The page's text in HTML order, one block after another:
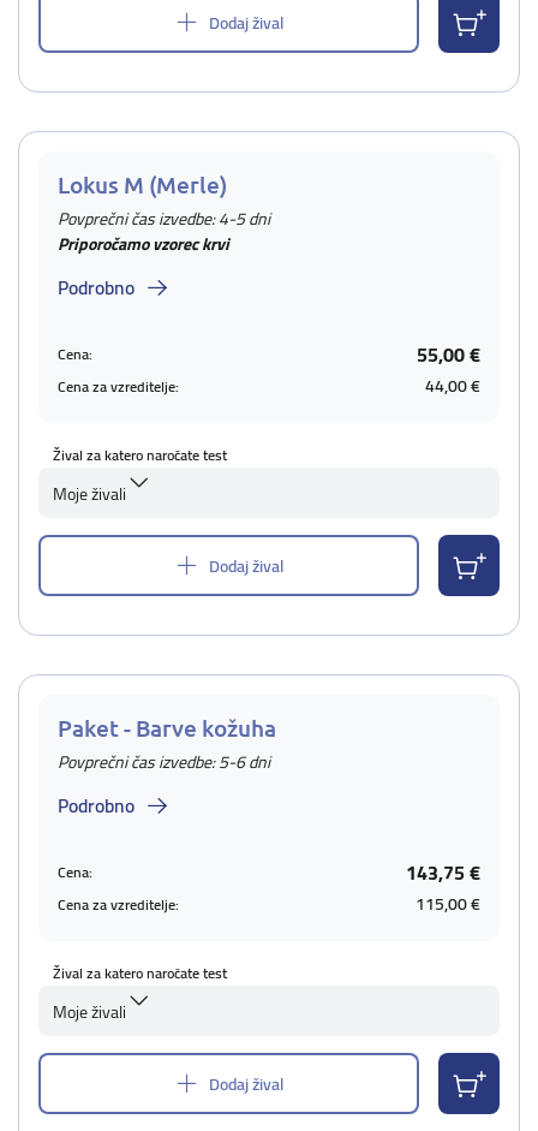
Dodaj žival
Lokus M (Merle)
Povprečni čas izvedbe: 4-5 dni
Priporočamo vzorec krvi
Podrobno
Cena: 55,00 €
Cena za vzreditelje: 44,00 €
Žival za katero naročate test
Moje živali
Dodaj žival
Paket - Barve kožuha
Povprečni čas izvedbe: 5-6 dni
Podrobno
Cena: 143,75 €
Cena za vzreditelje: 115,00 €
Žival za katero naročate test
Moje živali
Dodaj žival